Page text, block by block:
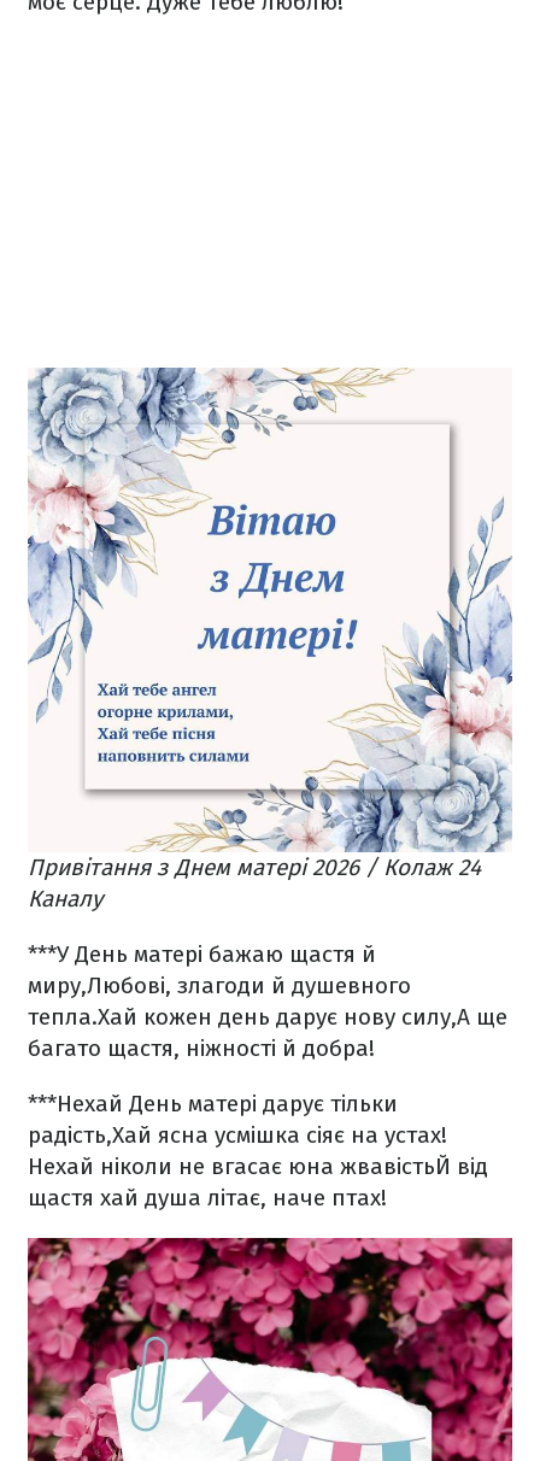
Привітання з Днем матері 2026 / Колаж 24
Каналу
***У День матері бажаю щастя й
миру,Любові, злагоди й душевного
тепла.Хай кожен день дарує нову силу,А ще
багато щастя, ніжності й добра!
***Нехай День матері дарує тільки
радість,Хай ясна усмішка сіяє на устах!
Нехай ніколи не вгасає юна жвавістьЙ від
щастя хай душа літає, наче птах!